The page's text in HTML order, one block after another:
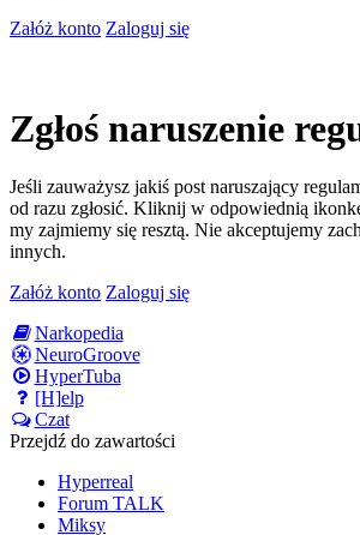
Załóż konto Zaloguj się
Zgłoś naruszenie
Jeśli zauważysz jakiś post naruszający
od razu zgłosić. Kliknij w odpowiednią
my zajmiemy się resztą. Nie akceptujemy
innych.
Załóż konto Zaloguj się
Narkopedia
NeuroGroove
HyperTuba
[H]elp
Czat
Przejdź do zawartości
Hyperreal
Forum TALK
Miksy